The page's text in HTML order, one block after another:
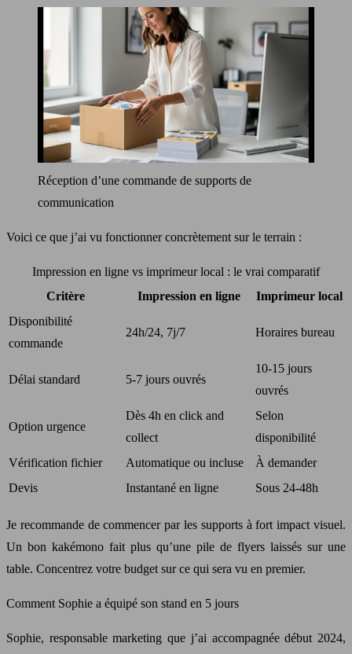
Réception d’une commande de supports de
communication
Voici ce que j’ai vu fonctionner concrètement sur le terrain :
Impression en ligne vs imprimeur local : le vrai comparatif
Critère
Impression en ligne
Imprimeur local
Disponibilité
commande
24h/24, 7j/7 Horaires bureau
Délai standard 5-7 jours ouvrés
10-15 jours
ouvrés
Option urgence
Dès 4h en click and
collect
Selon
disponibilité
Vérification fichier
Automatique ou incluse
À demander
Devis
Instantané en ligne Sous 24-48h
Je recommande de commencer par les supports à fort impact visuel.
Un bon kakémono fait plus qu’une pile de flyers laissés sur une
table. Concentrez votre budget sur ce qui sera vu en premier.
Comment Sophie a équipé son stand en 5 jours
Sophie, responsable marketing que j’ai accompagnée début 2024,